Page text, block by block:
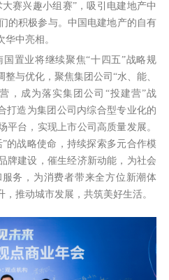
赛兴趣小组赛”，吸引电建地产中
的积极参与。中国电建地产的自有
中亮相。
业将继续聚焦“十四五”战略规
与优化，聚焦集团公司“水、能、
，成为落实集团公司“投建营”战
打造为集团公司内综合型专业化的
平台，实现上市公司高质量发展。
的战略使命，持续探索多元合作模
牌建设，催生经济新动能，为社会
务，为消费者带来全方位新潮体
推动城市发展，共筑美好生活。